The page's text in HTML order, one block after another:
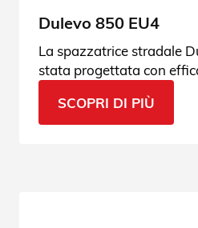
Dulevo 850 EU4
La spazzatrice stradale
stata progettata con
strumento perfetto in
SCOPRI DI PIÙ